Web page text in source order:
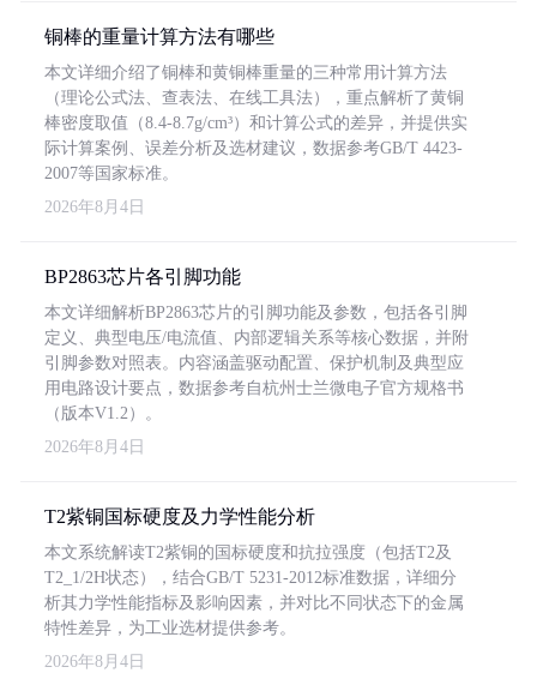
铜棒的重量计算方法有哪些
本文详细介绍了铜棒和黄铜棒重量的三种常用计算方法
（理论公式法、查表法、在线工具法），重点解析了黄铜
棒密度取值（8.4-8.7g/cm³）和计算公式的差异，并提供实
际计算案例、误差分析及选材建议，数据参考GB/T 4423-
2007等国家标准。
2026年8月4日
BP2863芯片各引脚功能
本文详细解析BP2863芯片的引脚功能及参数，包括各引脚
定义、典型电压/电流值、内部逻辑关系等核心数据，并附
引脚参数对照表。内容涵盖驱动配置、保护机制及典型应
用电路设计要点，数据参考自杭州士兰微电子官方规格书
（版本V1.2）。
2026年8月4日
T2紫铜国标硬度及力学性能分析
本文系统解读T2紫铜的国标硬度和抗拉强度（包括T2及
T2_1/2H状态），结合GB/T 5231-2012标准数据，详细分
析其力学性能指标及影响因素，并对比不同状态下的金属
特性差异，为工业选材提供参考。
2026年8月4日